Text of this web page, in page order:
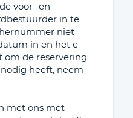
SNEL EEN AUTO
voor- en
in te
niet
in en het e-
om de reservering
heeft, neem
met ons met